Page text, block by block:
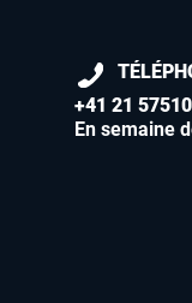
+41 21
En semaine